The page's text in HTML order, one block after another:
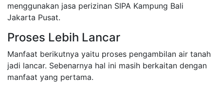
menggunakan jasa perizinan SIPA Kampung Bali
Jakarta Pusat.
Proses Lebih Lancar
Manfaat berikutnya yaitu proses pengambilan air tanah
jadi lancar. Sebenarnya hal ini masih berkaitan dengan
manfaat yang pertama.